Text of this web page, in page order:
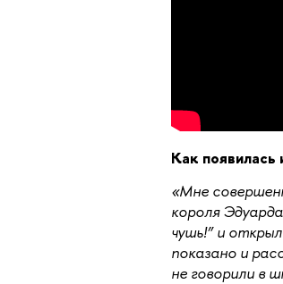
Как появилась
«Мне
короля
чушь!” и
показано и
не говорили в